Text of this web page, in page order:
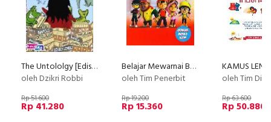
The Untololgy [Edisi TTD]
oleh Dzikri Robbi
Rp 51.600
Rp 41.280
Belajar Mewarnai Boboi Boy Edisi ke-2
oleh Tim Penerbit
Rp 19.200
Rp 15.360
oleh Tim
Rp 63.600
Rp 50.880